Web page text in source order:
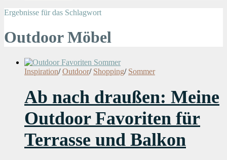
Ergebnisse für das Schlagwort
Outdoor Möbel
Inspiration/ Outdoor/ Shopping/ Sommer
Ab nach draußen: Meine
Outdoor Favoriten für
Terrasse und Balkon